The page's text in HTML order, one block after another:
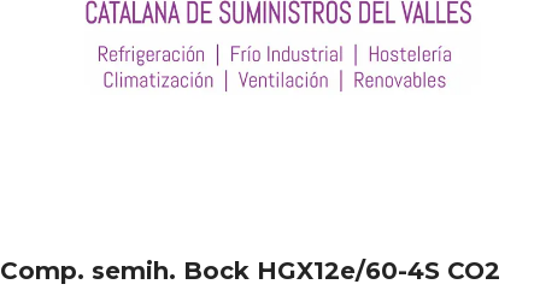
Comp. semih. Bock HGX12e/60-4S CO2